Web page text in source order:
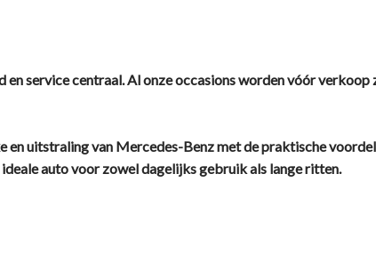
service centraal. Al onze occasions worden vóór
uitstraling van Mercedes-Benz met de praktische
auto voor zowel dagelijks gebruik als lange ritten.